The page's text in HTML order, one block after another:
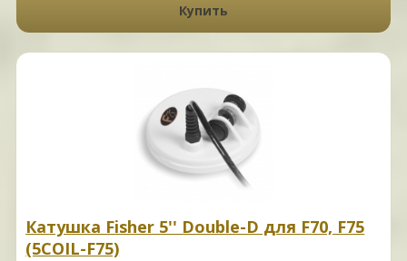
Купить
Катушка Fisher 5'' Double-D для F70, F75
(5COIL-F75)